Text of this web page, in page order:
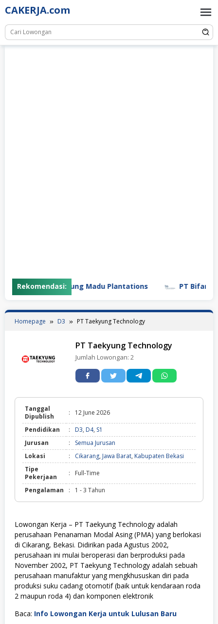
Skip
to
content
CAKERJA.com
Rekomendasi:
PT Gunung Madu Plantations PT Bifarma
Homepage D3 PT Taekyung Technology
PT Taekyung Technology
Jumlah Lowongan: 2
Tanggal
Dipublish
: 12 June 2026
Pendidikan : D3, D4, S1
Jurusan
:
Semua Jurusan
Lokasi
: Cikarang, Jawa Barat, Kabupaten Bekasi
Tipe
Pekerjaan
: Full-Time
Pengalaman : 1 - 3 Tahun
Lowongan Kerja – PT Taekyung Technology adalah
perusahaan Penanaman Modal Asing (PMA) yang berlokasi
di Cikarang, Bekasi. Didirikan pada Agustus 2002,
perusahaan ini mulai beroperasi dan berproduksi pada
November 2002, PT Taekyung Technology adalah sebuah
perusahaan manufaktur yang mengkhususkan diri pada
produksi suku cadang otomotif (baik untuk kendaraan roda
2 maupun roda 4) dan komponen elektronik
Baca: Info Lowongan Kerja untuk Lulusan Baru